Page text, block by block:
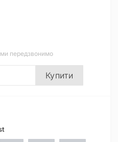
ми передзвонимо
Купити